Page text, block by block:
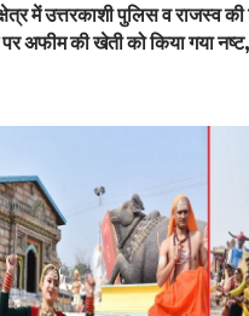
में उत्तरकाशी पुलिस व राजस्व की
अफीम की खेती को किया गया